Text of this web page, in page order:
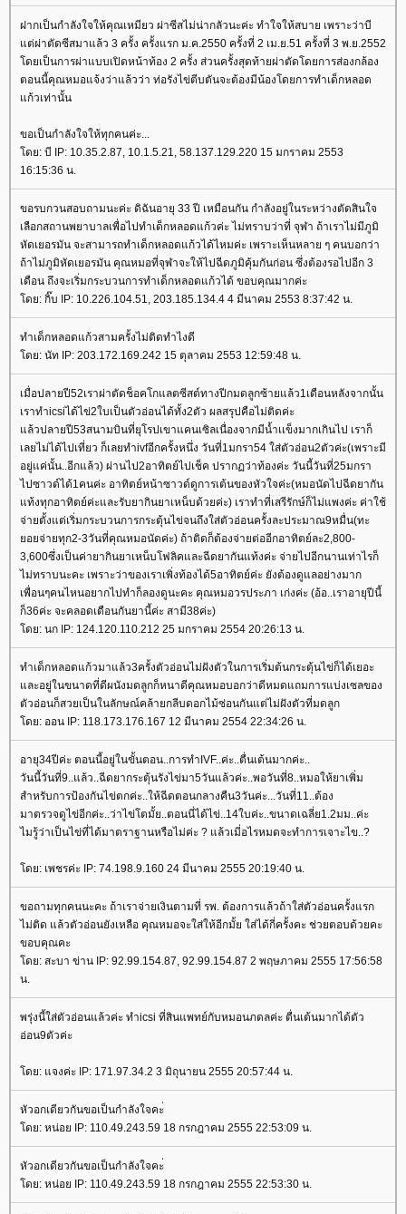
ฝากเป็นกำลังใจให้คุณเหมียว ผ่าซีสไม่น่ากลัวนะค่ะ ทำใจให้สบาย เพราะว่าบี
ต่ผ่าตัดซีสมาแล้ว 3 ครั้ง ครั้งแรก ม.ค.2550 ครั้งที่ 2 เม.ย.51 ครั้งที่ 3 พ.ย.2552
ดยเป็นการผ่าแบบเปิดหน้าท้อง 2 ครั้ง ส่วนครั้งสุดท้ายผ่าตัดโดยการส่องกล้อง
ตอนนี้คุณหมอแจ้งว่าแล้วว่า ท่อรังไข่ตีบตันจะต้องมีน้องโดยการทำเด็กหลอด
ก้วเท่านั้น
ขอเป็นกำลังใจให้ทุกคนค่ะ...
ดย: บี IP: 10.35.2.87, 10.1.5.21, 58.137.129.220 15 มกราคม 2553
16:15:36 น.
ขอรบกวนสอบถามนะค่ะ ดิฉันอายุ 33 ปี เหมือนกัน กำลังอยู่ในระหว่างตัดสินใจ
เลือกสถานพยาบาลเพื่อไปทำเด็กหลอดแก้วค่ะ ไม่ทราบว่าที่ จุฬา ถ้าเราไม่มีภูมิ
หัดเยอรมัน จะสามารถทำเด็กหลอดแก้วได้ไหมค่ะ เพราะเห็นหลาย ๆ คนบอกว่า
ถ้าไม่ภูมิหัดเยอรมัน คุณหมอที่จุฬาจะให้ไปฉีดภูมิคุ้มกันก่อน ซึ่งต้องรอไปอีก 3
เดือน ถึงจะเริ่มกระบวนการทำเด็กหลอดแก้วได้ ขอบคุณมากค่ะ
ดย: กิ๊บ IP: 10.226.104.51, 203.185.134.4 4 มีนาคม 2553 8:37:42 น.
ทำเด็กหลอดแก้วสามครั้งไม่ติดทำไงดี
ดย: นัท IP: 203.172.169.242 15 ตุลาคม 2553 12:59:48 น.
เมื่อปลายปี52เราผ่าตัดช็อคโกแลตซีสต์ทางปีกมดลูกซ้ายแล้ว1เดือนหลังจากนั้น
เราทำicsiได้ไข่2ใบเป็นตัวอ่อนได้ทั้ง2ตัว ผลสรุปคือไม่ติดค่ะ
ล้วปลายปี53สนามบินที่ยุโรปเขาแคนเซิลเนื่องจากมีน้ำเเข็งมากเกินไป เราก็
เลยไม่ได้ไปเที่ยว ก็เลยทำivfอีกครั้งหนึ่ง วันที่1มกรา54 ใส่ตัวอ่อน2ตัวค่ะ(เพราะมี
อยู่แค่นั้น..อีกแล้ว) ผ่านไป2อาทิตย์ไปเช็ค ปรากฏว่าท้องค่ะ วันนี้วันที่25มกรา
ไปซาวด์ได้1คนค่ะ อาทิตย์หน้าซาวด์ดูการเต้นของหัวใจค่ะ(หมอนัดไปฉีดยากัน
ท้งทุกอาทิตย์ค่ะและรับยากินยาเหน็บด้วยค่ะ) เราทำที่เสรีรักษ์ก็ไม่แพงค่ะ ค่าใช้
จ่ายตั้งแต่เริ่มกระบวนการกระตุ้นไข่จนถึงใส่ตัวอ่อนครั้งละประมาณ9หมื่น(ทะ
อยจ่ายทุก2-3วันที่คุณหมอนัดค่ะ) ถ้าติดก็ต้องจ่ายต่ออีกอาทิตย์ละ2,800-
3,600ซึ่งเป็นค่ายากินยาเหน็บโฟลิคและฉีดยากันแท้งค่ะ จ่ายไปอีกนานเท่าไรก็
ไม่ทราบนะคะ เพราะว่าของเราเพิ่งท้องได้5อาทิตย์ค่ะ ยังต้องดูแลอย่างมาก
เพื่อนๆคนไหนอยากไปทำก็ลองดูนะคะ คุณหมอวรประภา เก่งค่ะ (อ้อ..เราอายุปีนี้
ก็36ค่ะ จะคลอดเดือนกันยานี้ค่ะ สามี38ค่ะ)
ดย: นก IP: 124.120.110.212 25 มกราคม 2554 20:26:13 น.
ทำเด็กหลอดแก้วมาแล้ว3ครั้งตัวอ่อนไม่ฝังตัวในการเริ่มต้นกระตุ้นไข่ก็ได้เยอะ
ละอยู่ในขนาดที่ดีผนังมดลูกก็หนาดีคุณหมอบอกว่าดีหมดแถมการแบ่งเซลของ
ตัวอ่อนก็สวยเป็นในลักษณ์คล้ายกลีบดอกไม้ซ่อนกันแต่ไม่ฝังตัวที่มดลูก
ดย: ออน IP: 118.173.176.167 12 มีนาคม 2554 22:34:26 น.
อายุ34ปีค่ะ ตอนนี้อยู่ในขั้นตอน..การทำIVF..ค่ะ..ตื่นเต้นมากค่ะ..
วันนี้วันที่9..แล้ว..ฉีดยากระตุ้นรังไข่มา5วันแล้วค่ะ..พอวันที่8..หมอให้ยาเพิ่ม
สำหรับการป้องกันไข่ตกค่ะ..ให้ฉีดตอนกลางคืน3วันค่ะ...วันที่11..ต้อง
มาตรวจดูไข่อีกค่ะ..ว่าไข่โตมั้ย..ตอนนี่ได้ไข่..14ใบค่ะ..ขนาดเฉลี่ย1.2มม..ค่ะ
ไมรู้ว่าเป็นไข่ที่ได้มาตราฐานหรือไม่ค่ะ ? แล้วเมี่อไรหมดจะทำการเจาะไข..?
ดย: เพชรค่ะ IP: 74.198.9.160 24 มีนาคม 2555 20:19:40 น.
ขอถามทุกคนนะคะ ถ้าเราจ่ายเงินตามที่ รพ. ต้องการแล้วถ้าใส่ตัวอ่อนครั้งแรก
ไม่ติด แล้วตัวอ่อนยังเหลือ คุณหมอจะใส่ให้อีกมั้ย ใส่ได้กี่ครั้งคะ ช่วยตอบด้วยคะ
ขอบคุณคะ
ดย: สะบา ข่าน IP: 92.99.154.87, 92.99.154.87 2 พฤษภาคม 2555 17:56:58
น.
พรุ่งนี้ใส่ตัวอ่อนแล้วค่ะ ทำicsi ที่สินแพทย์กับหมอนภดลค่ะ ตื่นเต้นมากได้ตัว
อ่อน9ตัวค่ะ
ดย: แจงค่ะ IP: 171.97.34.2 3 มิถุนายน 2555 20:57:44 น.
หัวอกเดียวกันขอเป็นกำลังใจคะ่
ดย: หน่อย IP: 110.49.243.59 18 กรกฎาคม 2555 22:53:09 น.
หัวอกเดียวกันขอเป็นกำลังใจคะ่
ดย: หน่อย IP: 110.49.243.59 18 กรกฎาคม 2555 22:53:30 น.